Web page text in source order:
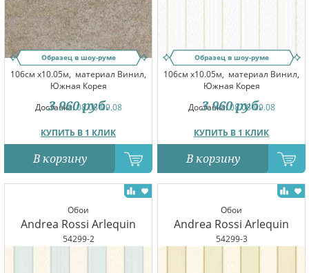
Образец в шоу-руме
106см x10.05м, материал Винил,
Южная Корея
Доставка:08.08-09.08
КУПИТЬ В 1 КЛИК
3 960 руб.
В корзину
Образец в шоу-руме
106см x10.05м, материал Винил,
Южная Корея
Доставка:08.08-09.08
КУПИТЬ В 1 КЛИК
3 960 руб.
В корзину
Обои
Andrea Rossi Arlequin
54299-2
Обои
Andrea Rossi Arlequin
54299-3